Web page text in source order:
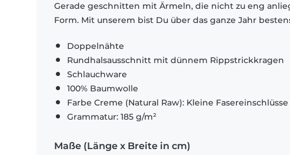
Gerade geschnitten mit Ärmeln, die nicht zu eng
Form. Mit unserem bist Du über das ganze Jahr
Doppelnähte
Rundhalsausschnitt mit dünnem Rippstrickkragen
Schlauchware
100% Baumwolle
Farbe Creme (Natural Raw): Kleine
Grammatur: 185 g/m²
Maße (Länge x Breite in cm)